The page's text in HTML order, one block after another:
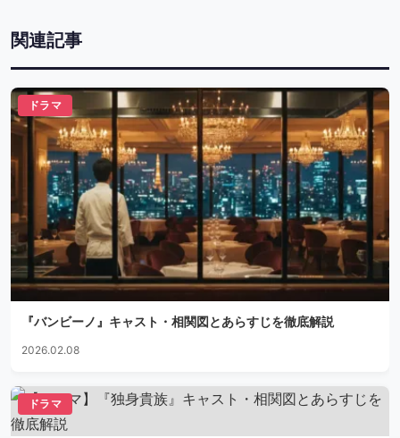
関連記事
ドラマ
『バンビーノ』キャスト・相関図とあらすじを徹底解説
2026.02.08
ドラマ